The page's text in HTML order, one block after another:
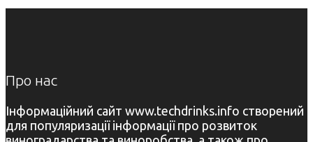
Про нас
Інформаційний сайт www.techdrinks.info створений
для популяризації інформації про розвиток